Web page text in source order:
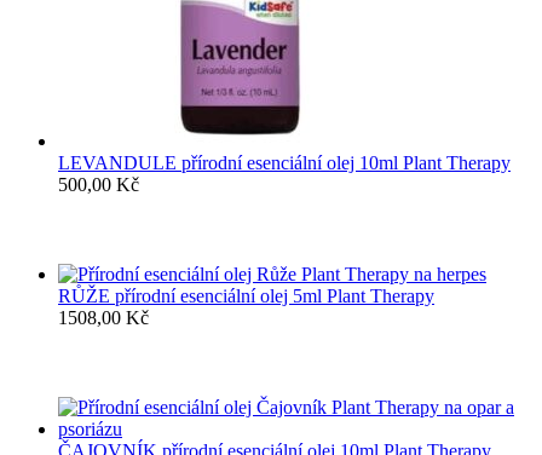
LEVANDULE přírodní esenciální olej 10ml Plant Therapy
500,00 Kč
RŮŽE přírodní esenciální olej 5ml Plant Therapy
1508,00 Kč
ČAJOVNÍK přírodní esenciální olej 10ml Plant Therapy